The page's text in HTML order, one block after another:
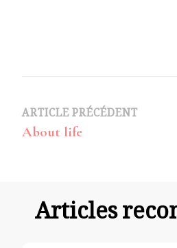
Navigation
d’article
ARTICLE PRÉCÉDENT
About life
Articles